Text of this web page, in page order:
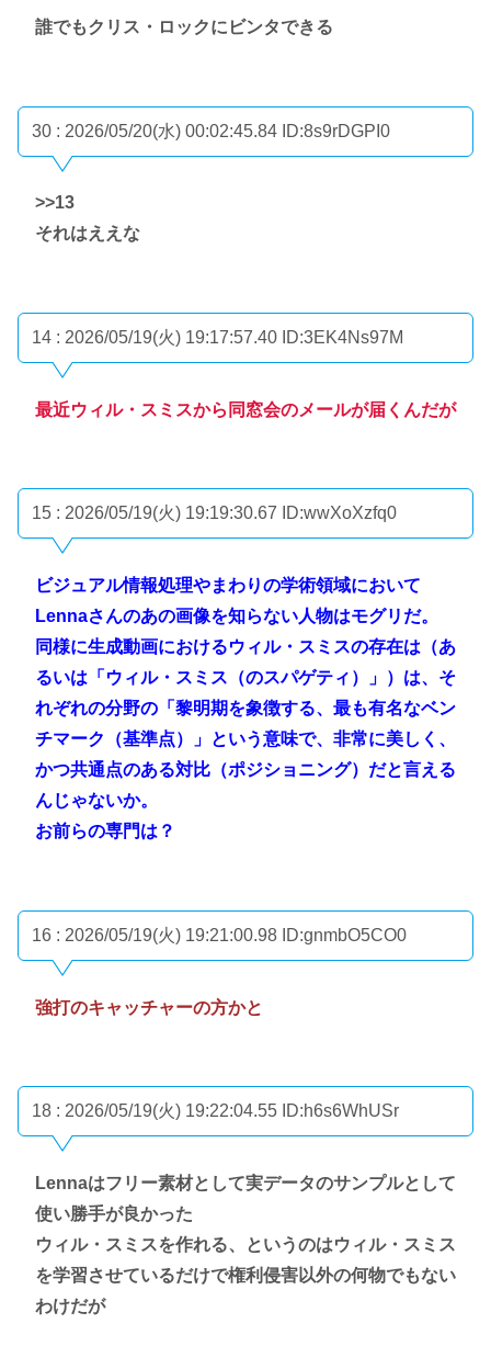
誰でもクリス・ロックにビンタできる
30 : 2026/05/20(水) 00:02:45.84 ID:8s9rDGPI0
>>13
それはええな
14 : 2026/05/19(火) 19:17:57.40 ID:3EK4Ns97M
最近ウィル・スミスから同窓会のメールが届くんだが
15 : 2026/05/19(火) 19:19:30.67 ID:wwXoXzfq0
ビジュアル情報処理やまわりの学術領域において
Lennaさんのあの画像を知らない人物はモグリだ。
同様に生成動画におけるウィル・スミスの存在は（あ
るいは「ウィル・スミス（のスパゲティ）」）は、そ
れぞれの分野の「黎明期を象徴する、最も有名なベン
チマーク（基準点）」という意味で、非常に美しく、
かつ共通点のある対比（ポジショニング）だと言える
んじゃないか。
お前らの専門は？
16 : 2026/05/19(火) 19:21:00.98 ID:gnmbO5CO0
強打のキャッチャーの方かと
18 : 2026/05/19(火) 19:22:04.55 ID:h6s6WhUSr
Lennaはフリー素材として実データのサンプルとして
使い勝手が良かった
ウィル・スミスを作れる、というのはウィル・スミス
を学習させているだけで権利侵害以外の何物でもない
わけだが